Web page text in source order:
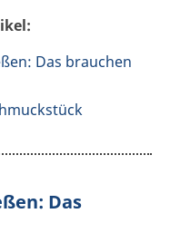
Das brauchen
Das